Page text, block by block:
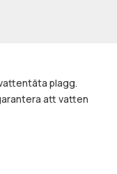
plagg.
att vatten